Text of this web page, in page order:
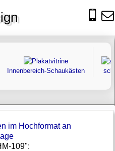
Innenbereich-Schaukästen
109":